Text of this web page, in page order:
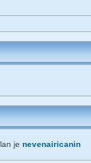
je nevenairicanin